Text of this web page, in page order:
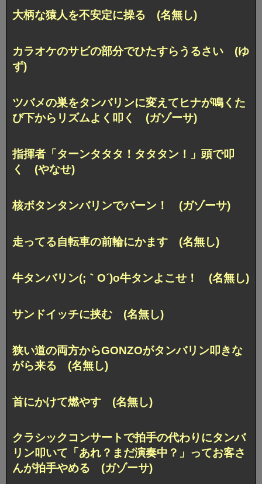
大柄な猿人を不安定に操る (名無し)
カラオケのサビの部分でひたすらうるさい (ゆ
ず)
ツバメの巣をタンバリンに変えてヒナが鳴くた
び下からリズムよく叩く (ガゾーサ)
指揮者「ターンタタタ！タタタン！」頭で叩
く (やなせ)
核ボタンタンバリンでバーン！ (ガゾーサ)
走ってる自転車の前輪にかます (名無し)
牛タンバリン(;｀O´)o牛タンよこせ！ (名無し)
サンドイッチに挟む (名無し)
狭い道の両方からGONZOがタンバリン叩きな
がら来る (名無し)
首にかけて燃やす (名無し)
クラシックコンサートで拍手の代わりにタンバ
リン叩いて「あれ？まだ演奏中？」ってお客さ
んが拍手やめる (ガゾーサ)